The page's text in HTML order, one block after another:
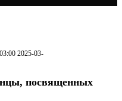
2025-03-
посвященных